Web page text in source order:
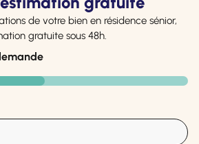
de votre bien en résidence sénior,
gratuite sous 48h.